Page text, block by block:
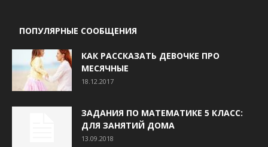
ПОПУЛЯРНЫЕ СООБЩЕНИЯ
КАК РАССКАЗАТЬ ДЕВОЧКЕ ПРО
МЕСЯЧНЫЕ
18.12.2017
ЗАДАНИЯ ПО МАТЕМАТИКЕ 5 КЛАСС:
ДЛЯ ЗАНЯТИЙ ДОМА
13.09.2018